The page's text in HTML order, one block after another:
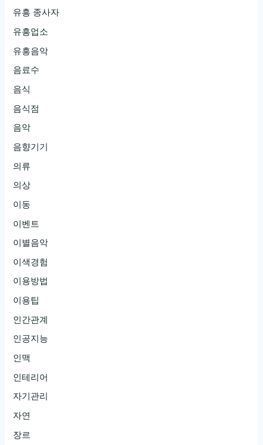
유흥 종사자
유흥업소
유흥음악
음료수
음식
음식점
음악
음향기기
의류
의상
이동
이벤트
이별음악
이색경험
이용방법
이용팁
인간관계
인공지능
인맥
인테리어
자기관리
자연
장르